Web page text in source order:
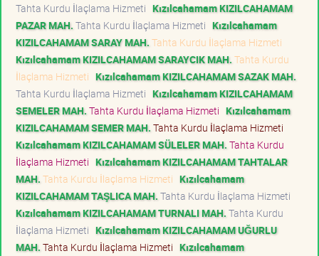
Tahta Kurdu İlaçlama Hizmeti Kızılcahamam KIZILCAHAMAM
PAZAR MAH. Tahta Kurdu İlaçlama Hizmeti Kızılcahamam
KIZILCAHAMAM SARAY MAH. Tahta Kurdu İlaçlama Hizmeti
Kızılcahamam KIZILCAHAMAM SARAYCIK MAH. Tahta Kurdu
İlaçlama Hizmeti Kızılcahamam KIZILCAHAMAM SAZAK MAH.
Tahta Kurdu İlaçlama Hizmeti Kızılcahamam KIZILCAHAMAM
SEMELER MAH. Tahta Kurdu İlaçlama Hizmeti Kızılcahamam
KIZILCAHAMAM SEMER MAH. Tahta Kurdu İlaçlama Hizmeti
Kızılcahamam KIZILCAHAMAM SÜLELER MAH. Tahta Kurdu
İlaçlama Hizmeti Kızılcahamam KIZILCAHAMAM TAHTALAR
MAH. Tahta Kurdu İlaçlama Hizmeti Kızılcahamam
KIZILCAHAMAM TAŞLICA MAH. Tahta Kurdu İlaçlama Hizmeti
Kızılcahamam KIZILCAHAMAM TURNALI MAH. Tahta Kurdu
İlaçlama Hizmeti Kızılcahamam KIZILCAHAMAM UĞURLU
MAH. Tahta Kurdu İlaçlama Hizmeti Kızılcahamam